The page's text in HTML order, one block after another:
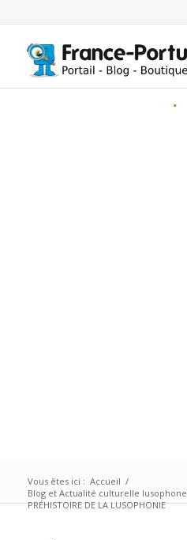
Vous êtes ici : Accueil /
Blog et Actualité culturelle lusophone
PRÉHISTOIRE DE LA LUSOPHONIE